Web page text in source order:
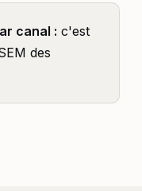
canal : c'est
des